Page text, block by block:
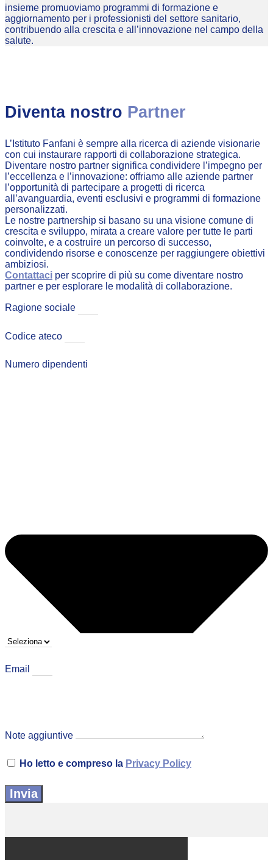
insieme promuoviamo programmi di formazione e
aggiornamento per i professionisti del settore sanitario,
contribuendo alla crescita e all’innovazione nel campo della
salute.
Diventa nostro Partner
L’Istituto Fanfani è sempre alla ricerca di aziende visionarie
con cui instaurare rapporti di collaborazione strategica.
Diventare nostro partner significa condividere l’impegno per
l’eccellenza e l’innovazione: offriamo alle aziende partner
l’opportunità di partecipare a progetti di ricerca
all’avanguardia, eventi esclusivi e programmi di formazione
personalizzati.
Le nostre partnership si basano su una visione comune di
crescita e sviluppo, mirata a creare valore per tutte le parti
coinvolte, e a costruire un percorso di successo,
condividendo risorse e conoscenze per raggiungere obiettivi
ambiziosi.
Contattaci per scoprire di più su come diventare nostro
partner e per esplorare le modalità di collaborazione.
Ragione sociale
Codice ateco
Numero dipendenti
Email
Note aggiuntive
Ho letto e compreso la Privacy Policy
Invia